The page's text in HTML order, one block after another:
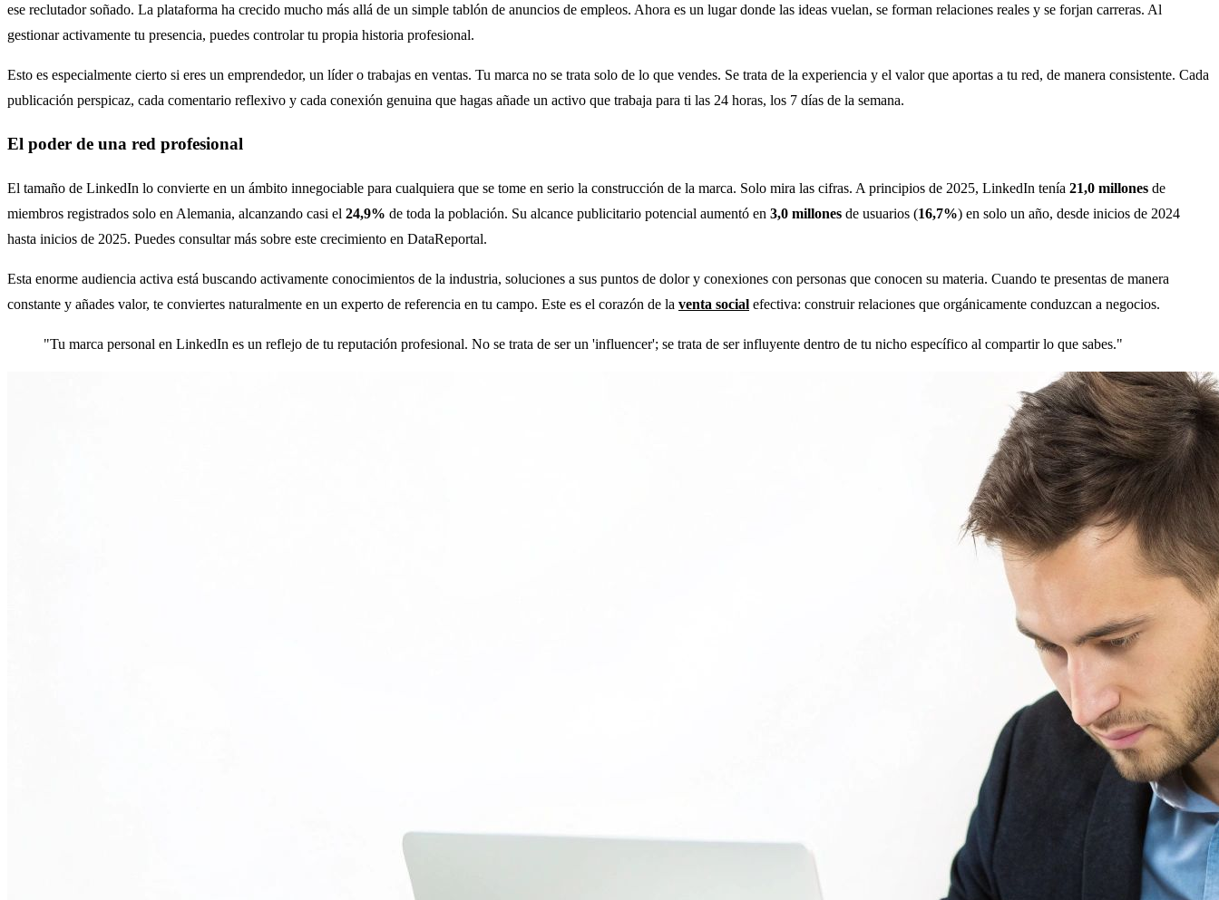
ese reclutador soñado. La plataforma ha crecido mucho más allá de un simple tablón de anuncios de empleos. Ahora es un lugar donde las ideas vuelan, se forman relaciones reales y se forjan carreras. Al
gestionar activamente tu presencia, puedes controlar tu propia historia profesional.
Esto es especialmente cierto si eres un emprendedor, un líder o trabajas en ventas. Tu marca no se trata solo de lo que vendes. Se trata de la experiencia y el valor que aportas a tu red, de manera consistente. Cada
publicación perspicaz, cada comentario reflexivo y cada conexión genuina que hagas añade un activo que trabaja para ti las 24 horas, los 7 días de la semana.
El poder de una red profesional
El tamaño de LinkedIn lo convierte en un ámbito innegociable para cualquiera que se tome en serio la construcción de la marca. Solo mira las cifras. A principios de 2025, LinkedIn tenía 21,0 millones de
miembros registrados solo en Alemania, alcanzando casi el 24,9% de toda la población. Su alcance publicitario potencial aumentó en 3,0 millones de usuarios (16,7%) en solo un año, desde inicios de 2024
hasta inicios de 2025. Puedes consultar más sobre este crecimiento en DataReportal.
Esta enorme audiencia activa está buscando activamente conocimientos de la industria, soluciones a sus puntos de dolor y conexiones con personas que conocen su materia. Cuando te presentas de manera
constante y añades valor, te conviertes naturalmente en un experto de referencia en tu campo. Este es el corazón de la venta social efectiva: construir relaciones que orgánicamente conduzcan a negocios.
"Tu marca personal en LinkedIn es un reflejo de tu reputación profesional. No se trata de ser un 'influencer'; se trata de ser influyente dentro de tu nicho específico al compartir lo que sabes."